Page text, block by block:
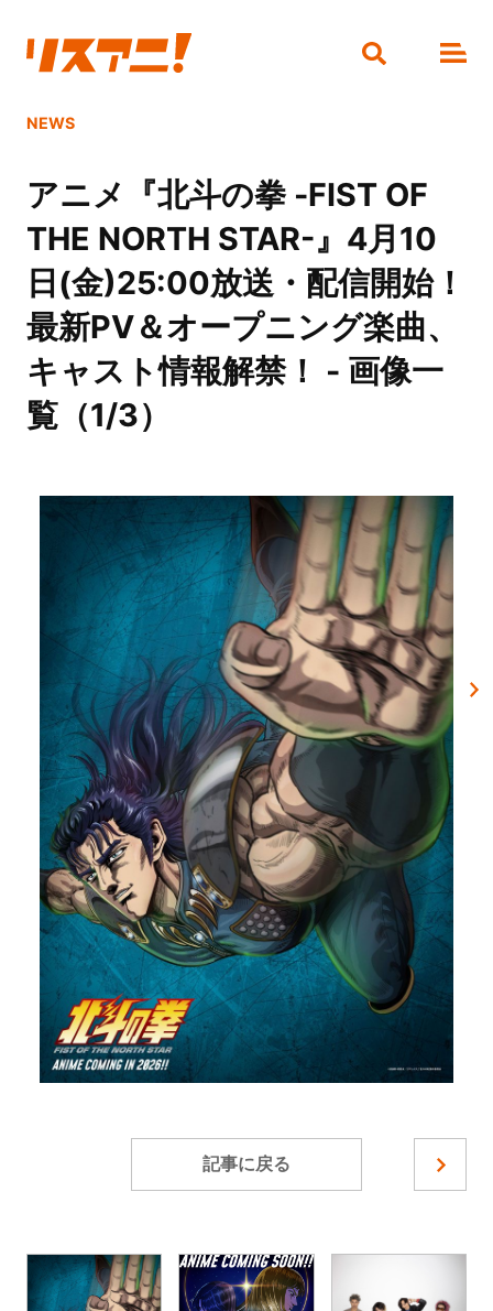
NEWS
アニメ『北斗の拳 -FIST OF
THE NORTH STAR-』4月10
日(金)25:00放送・配信開始！
最新PV＆オープニング楽曲、
キャスト情報解禁！ - 画像一
覧（1/3）
記事に戻る